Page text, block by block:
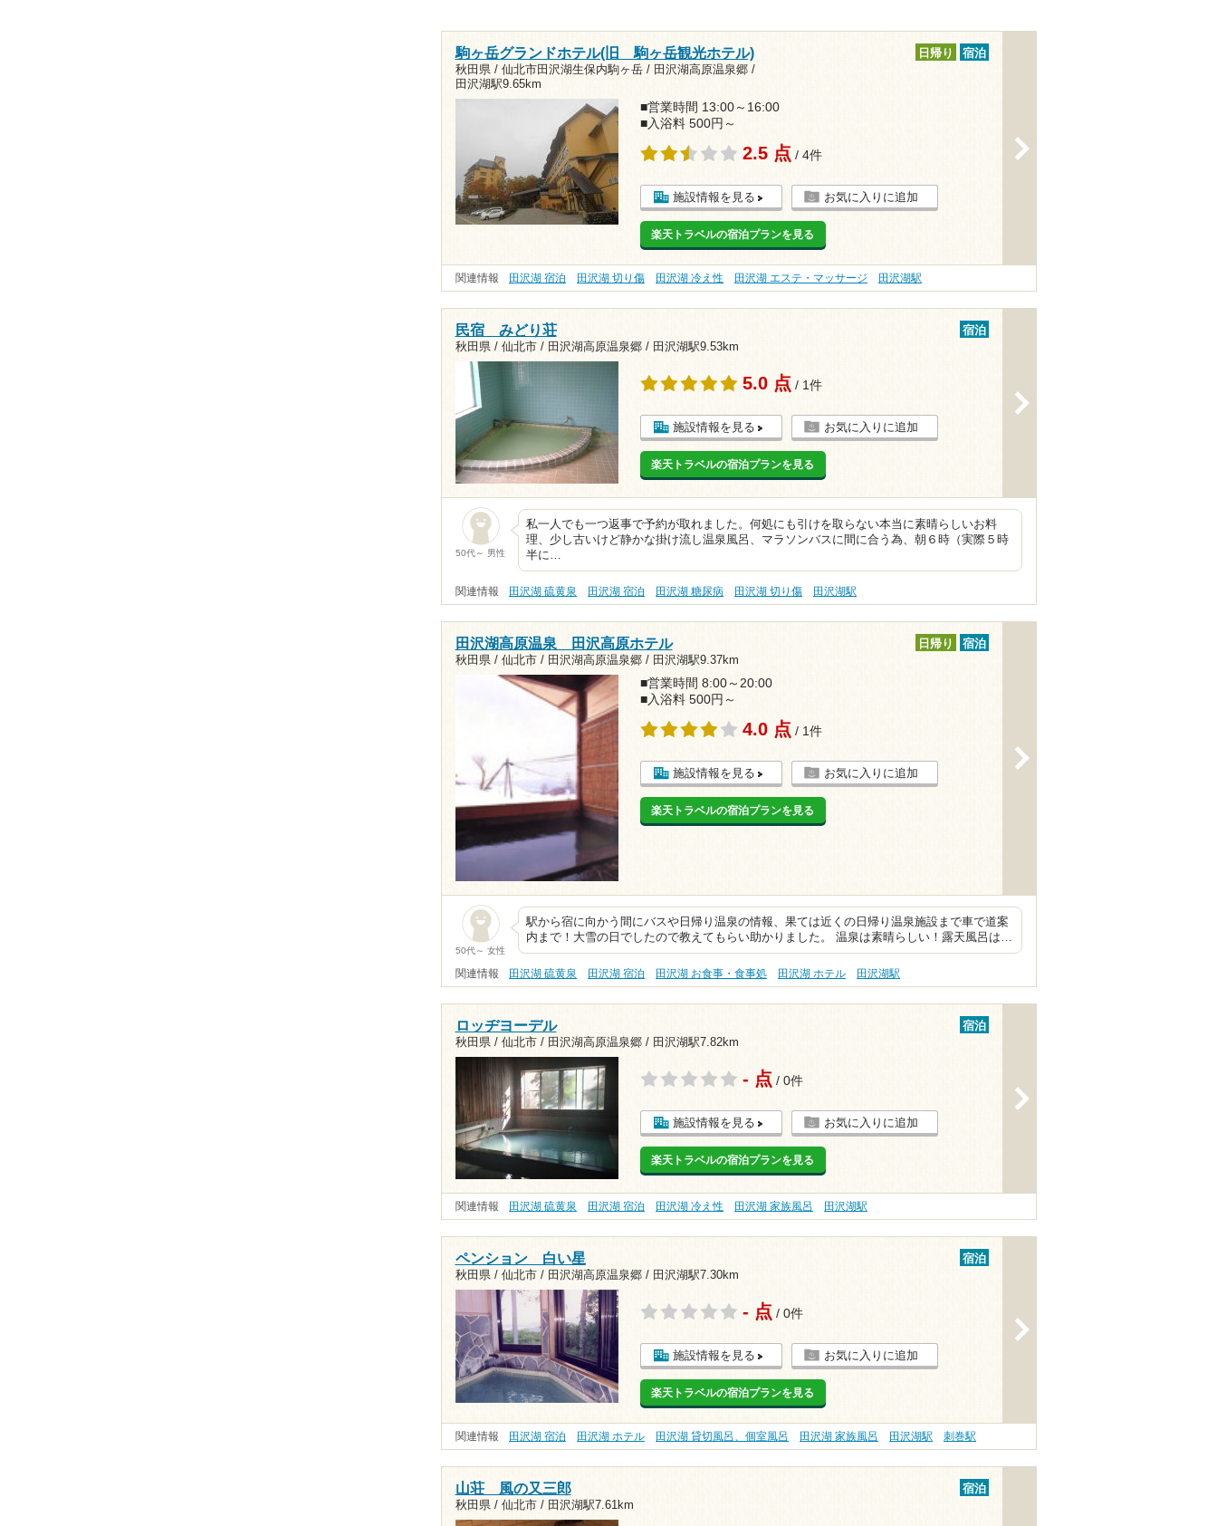
駒ヶ岳グランドホテル(旧 駒ヶ岳観光ホテル)
秋田県 / 仙北市田沢湖生保内駒ヶ岳 / 田沢湖高原温泉郷 /
田沢湖駅9.65km
日帰り 宿泊
■営業時間 13:00～16:00
■入浴料 500円～
2.5 点 / 4件
施設情報を見る お気に入りに追加
楽天トラベルの宿泊プランを見る
関連情報 田沢湖 宿泊 田沢湖 切り傷 田沢湖 冷え性 田沢湖 エステ・マッサージ 田沢湖駅
民宿 みどり荘
秋田県 / 仙北市 / 田沢湖高原温泉郷 / 田沢湖駅9.53km
宿泊
5.0 点 / 1件
施設情報を見る お気に入りに追加
楽天トラベルの宿泊プランを見る
50代～ 男性
私一人でも一つ返事で予約が取れました。何処にも引けを取らない本当に素晴らしいお料
理、少し古いけど静かな掛け流し温泉風呂、マラソンバスに間に合う為、朝６時（実際５時
半に…
関連情報 田沢湖 硫黄泉 田沢湖 宿泊 田沢湖 糖尿病 田沢湖 切り傷 田沢湖駅
田沢湖高原温泉 田沢高原ホテル
秋田県 / 仙北市 / 田沢湖高原温泉郷 / 田沢湖駅9.37km
日帰り 宿泊
■営業時間 8:00～20:00
■入浴料 500円～
4.0 点 / 1件
施設情報を見る お気に入りに追加
楽天トラベルの宿泊プランを見る
50代～ 女性
駅から宿に向かう間にバスや日帰り温泉の情報、果ては近くの日帰り温泉施設まで車で道案
内まで！大雪の日でしたので教えてもらい助かりました。 温泉は素晴らしい！露天風呂は…
関連情報 田沢湖 硫黄泉 田沢湖 宿泊 田沢湖 お食事・食事処 田沢湖 ホテル 田沢湖駅
ロッヂヨーデル
秋田県 / 仙北市 / 田沢湖高原温泉郷 / 田沢湖駅7.82km
宿泊
- 点 / 0件
施設情報を見る お気に入りに追加
楽天トラベルの宿泊プランを見る
関連情報 田沢湖 硫黄泉 田沢湖 宿泊 田沢湖 冷え性 田沢湖 家族風呂 田沢湖駅
ペンション 白い星
秋田県 / 仙北市 / 田沢湖高原温泉郷 / 田沢湖駅7.30km
宿泊
- 点 / 0件
施設情報を見る お気に入りに追加
楽天トラベルの宿泊プランを見る
関連情報 田沢湖 宿泊 田沢湖 ホテル 田沢湖 貸切風呂、個室風呂 田沢湖 家族風呂 田沢湖駅 刺巻駅
山荘 風の又三郎
秋田県 / 仙北市 / 田沢湖駅7.61km
宿泊